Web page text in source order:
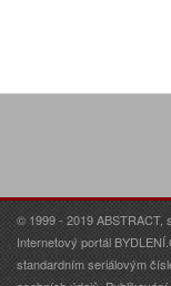
© 1999 - 2019 ABSTRACT,
Internetový portál
standardním seriálovým